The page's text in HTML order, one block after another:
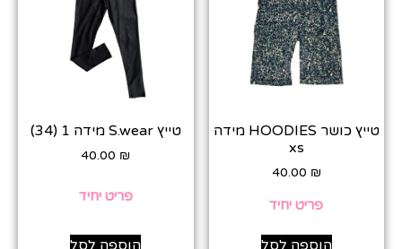
טייץ כושר HOODIES מידה
xs
40.00 ₪
פריט יחיד
הוספה לסל
טייץ S.wear מידה 1 (34)
40.00 ₪
פריט יחיד
הוספה לסל